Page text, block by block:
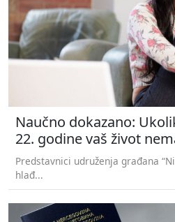
Naučno dokazano:
22. godine vaš život
Predstavnici udruženja građana
hlađ...